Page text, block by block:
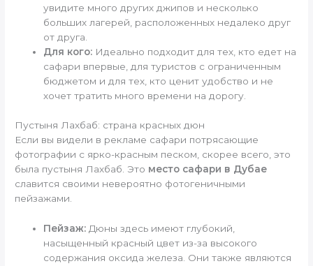
увидите много других джипов и несколько
больших лагерей, расположенных недалеко друг
от друга.
Для кого: Идеально подходит для тех, кто едет на
сафари впервые, для туристов с ограниченным
бюджетом и для тех, кто ценит удобство и не
хочет тратить много времени на дорогу.
Пустыня Лахбаб: страна красных дюн
Если вы видели в рекламе сафари потрясающие
фотографии с ярко-красным песком, скорее всего, это
была пустыня Лахбаб. Это место сафари в Дубае
славится своими невероятно фотогеничными
пейзажами.
Пейзаж: Дюны здесь имеют глубокий,
насыщенный красный цвет из-за высокого
содержания оксида железа. Они также являются